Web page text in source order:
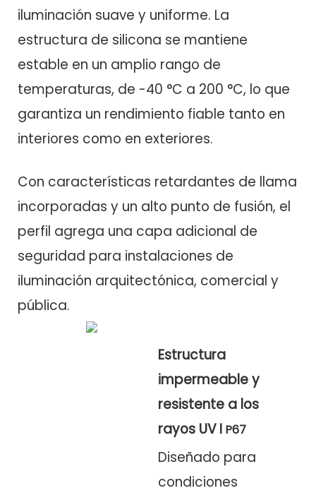
iluminación suave y uniforme. La
estructura de silicona se mantiene
estable en un amplio rango de
temperaturas, de -40 °C a 200 °C, lo que
garantiza un rendimiento fiable tanto en
interiores como en exteriores.
Con características retardantes de llama
incorporadas y un alto punto de fusión, el
perfil agrega una capa adicional de
seguridad para instalaciones de
iluminación arquitectónica, comercial y
pública.
Estructura
impermeable y
resistente a los
rayos UVI P67
Diseñado para
condiciones